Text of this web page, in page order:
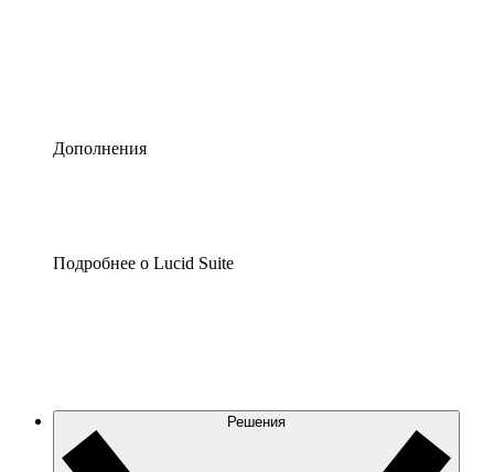
Дополнения
Подробнее о Lucid Suite
Решения